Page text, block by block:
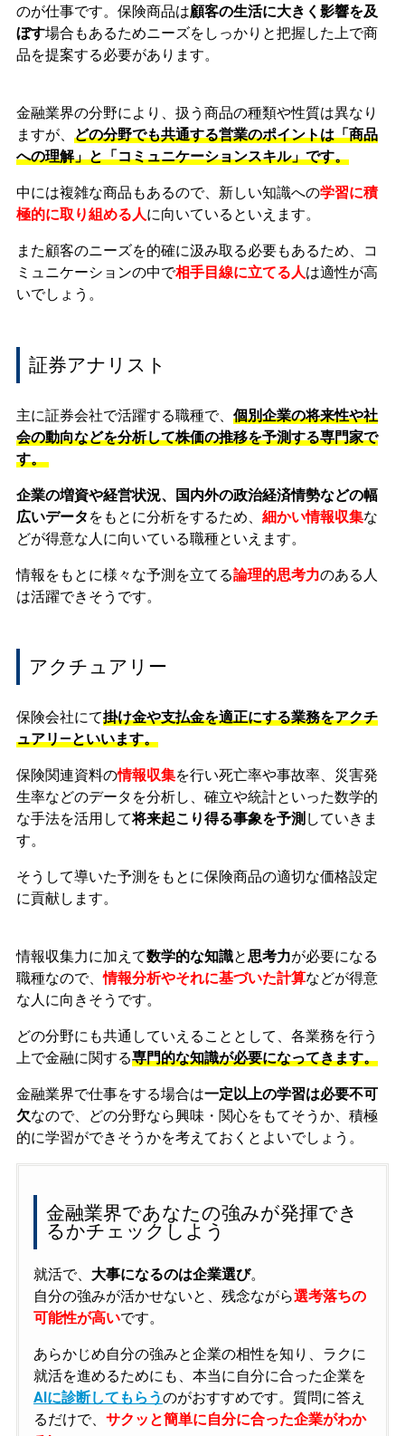
のが仕事です。保険商品は顧客の生活に大きく影響を及
ぼす場合もあるためニーズをしっかりと把握した上で商
品を提案する必要があります。
金融業界の分野により、扱う商品の種類や性質は異なり
ますが、 どの分野でも共通する営業のポイントは「商品
への理解」と「コミュニケーションスキル」です。
中には複雑な商品もあるので、新しい知識への学習に積
極的に取り組める人に向いているといえます。
また顧客のニーズを的確に汲み取る必要もあるため、コ
ミュニケーションの中で相手目線に立てる人は適性が高
いでしょう。
証券アナリスト
主に証券会社で活躍する職種で、 個別企業の将来性や社
会の動向などを分析して株価の推移を予測する専門家で
す。
企業の増資や経営状況、国内外の政治経済情勢などの幅
広いデータ をもとに分析をするため、 細かい情報収集な
どが得意な人に向いている職種といえます。
情報をもとに様々な予測を立てる論理的思考力のある人
は活躍できそうです。
アクチュアリー
保険会社にて掛け金や支払金を適正にする業務をアクチ
ュアリ―といいます。
保険関連資料の情報収集を行い死亡率や事故率、災害発
生率などのデータを分析し、確立や統計といった数学的
な手法を活用して将来起こり得る事象を予測 していきま
す。
そうして導いた予測をもとに保険商品の適切な価格設定
に貢献します。
情報収集力に加えて数学的な知識と思考力が必要になる
職種なので、情報分析やそれに基づいた計算などが得意
な人に向きそうです。
どの分野にも共通していえることとして、各業務を行う
上で金融に関する専門的な知識が必要になってきます。
金融業界で仕事をする場合は一定以上の学習は必要不可
欠なので、どの分野なら興味・関心をもてそうか、積極
的に学習ができそうかを考えておくとよいでしょう。
金融業界であなたの強みが発揮でき
るかチェックしよう
就活で、 大事になるのは企業選び。
自分の強みが活かせないと、残念ながら選考落ちの
可能性が高いです。
あらかじめ自分の強みと企業の相性を知り、ラクに
就活を進めるためにも、本当に自分に合った企業を
AIに診断してもらうのがおすすめです。質問に答え
るだけで、 サクッと簡単に自分に合った企業がわか